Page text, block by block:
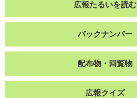
広報たるいを読む
バックナンバー
配布物・回覧物
広報クイズ